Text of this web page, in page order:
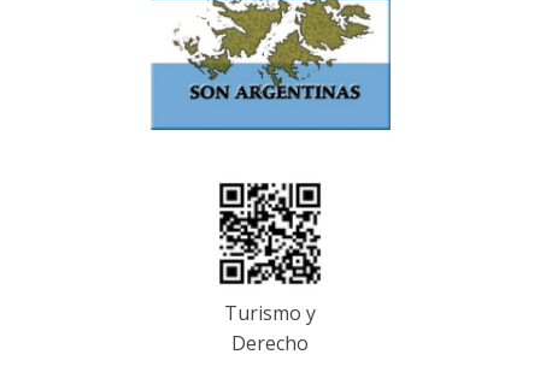
Turismo y
Derecho